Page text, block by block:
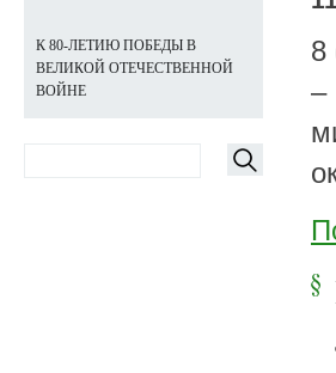
8
–
К 80-ЛЕТИЮ ПОБЕДЫ В
ВЕЛИКОЙ ОТЕЧЕСТВЕННОЙ
ВОЙНЕ